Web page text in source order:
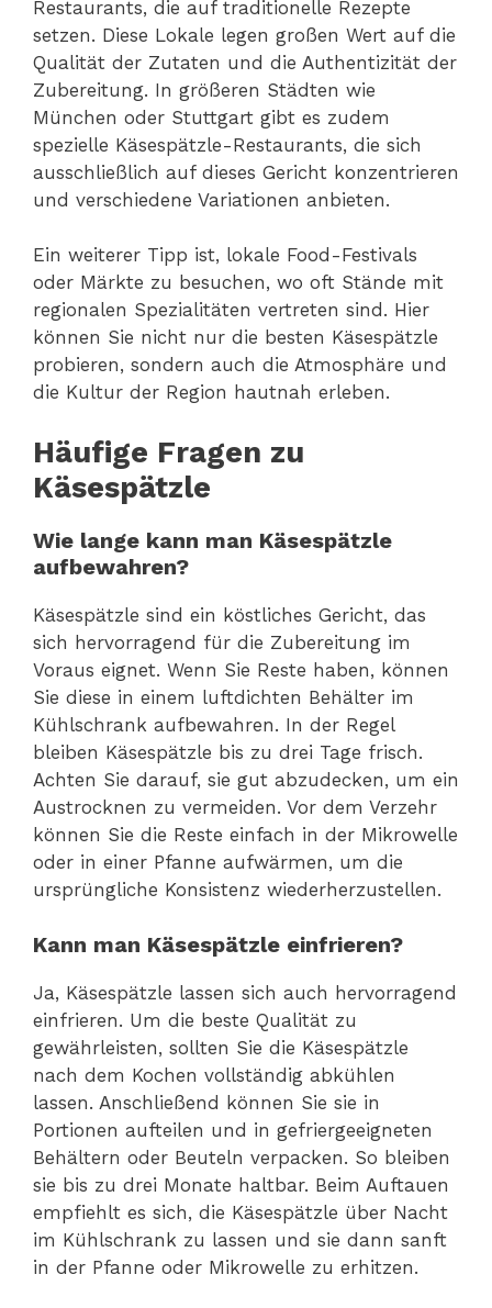
Restaurants, die auf traditionelle Rezepte
setzen. Diese Lokale legen großen Wert auf die
Qualität der Zutaten und die Authentizität der
Zubereitung. In größeren Städten wie
München oder Stuttgart gibt es zudem
spezielle Käsespätzle-Restaurants, die sich
ausschließlich auf dieses Gericht konzentrieren
und verschiedene Variationen anbieten.
Ein weiterer Tipp ist, lokale Food-Festivals
oder Märkte zu besuchen, wo oft Stände mit
regionalen Spezialitäten vertreten sind. Hier
können Sie nicht nur die besten Käsespätzle
probieren, sondern auch die Atmosphäre und
die Kultur der Region hautnah erleben.
Häufige Fragen zu
Käsespätzle
Wie lange kann man Käsespätzle
aufbewahren?
Käsespätzle sind ein köstliches Gericht, das
sich hervorragend für die Zubereitung im
Voraus eignet. Wenn Sie Reste haben, können
Sie diese in einem luftdichten Behälter im
Kühlschrank aufbewahren. In der Regel
bleiben Käsespätzle bis zu drei Tage frisch.
Achten Sie darauf, sie gut abzudecken, um ein
Austrocknen zu vermeiden. Vor dem Verzehr
können Sie die Reste einfach in der Mikrowelle
oder in einer Pfanne aufwärmen, um die
ursprüngliche Konsistenz wiederherzustellen.
Kann man Käsespätzle einfrieren?
Ja, Käsespätzle lassen sich auch hervorragend
einfrieren. Um die beste Qualität zu
gewährleisten, sollten Sie die Käsespätzle
nach dem Kochen vollständig abkühlen
lassen. Anschließend können Sie sie in
Portionen aufteilen und in gefriergeeigneten
Behältern oder Beuteln verpacken. So bleiben
sie bis zu drei Monate haltbar. Beim Auftauen
empfiehlt es sich, die Käsespätzle über Nacht
im Kühlschrank zu lassen und sie dann sanft
in der Pfanne oder Mikrowelle zu erhitzen.